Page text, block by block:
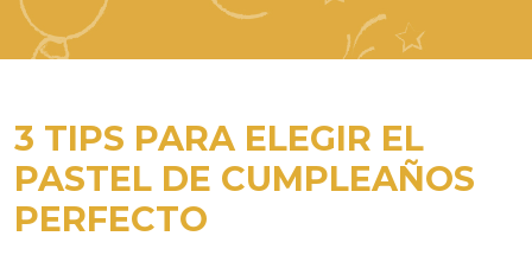
​​3 TIPS PARA ELEGIR EL
PASTEL DE CUMPLEAÑOS
PERFECTO